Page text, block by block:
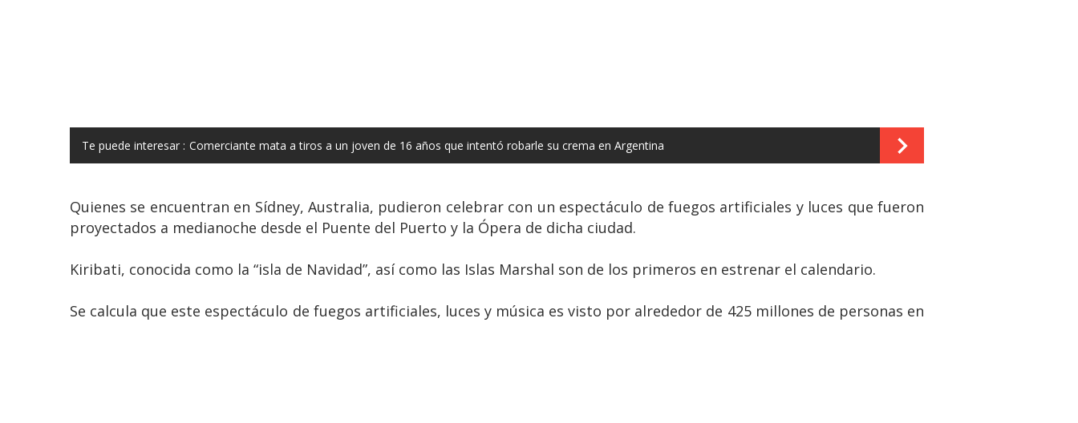
Te puede interesar : Comerciante mata a tiros a un joven de 16 años que intentó robarle su crema en Argentina
Quienes se encuentran en Sídney, Australia, pudieron celebrar con un espectáculo de fuegos artificiales y luces que fueron
proyectados a medianoche desde el Puente del Puerto y la Ópera de dicha ciudad.
Kiribati, conocida como la “isla de Navidad”, así como las Islas Marshal son de los primeros en estrenar el calendario.
Se calcula que este espectáculo de fuegos artificiales, luces y música es visto por alrededor de 425 millones de personas en